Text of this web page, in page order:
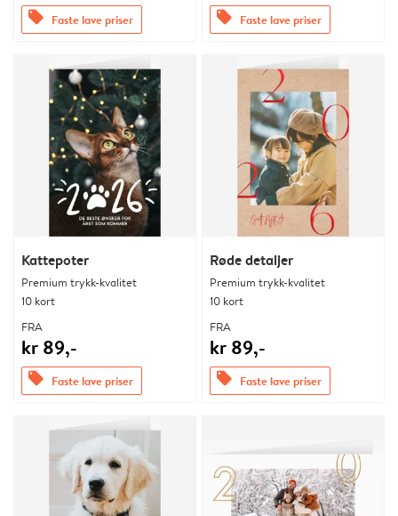
offers Faste lave priser offers Faste lave priser
Kattepoter
Premium trykk-kvalitet
10 kort
FRA
kr 89,-
offers Faste lave priser
Røde detaljer
Premium trykk-kvalitet
10 kort
FRA
kr 89,-
offers Faste lave priser